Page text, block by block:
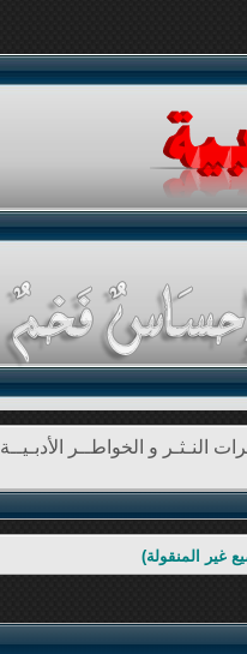
النـثـر و الخواطــر الأدبـيــة
غير المنقولة)